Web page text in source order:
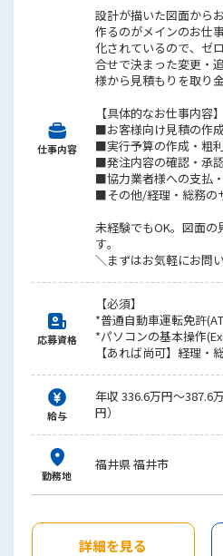
仕事内容
設計が描いた図面から
作るのがメインのお仕
化されているので、ゼ
合せで決まった変更・
様から見積もりを取り
【具体的なお仕事内容】
■お客様向け見積の作
■実行予算の作成・粗
■発注内容の確認・承
■協力業者様への支払
■その他/経理・総務の
未経験でもOK。図面の
す。
＼まずはお気軽にお問
応募資格
【必須】
*普通自動車運転免許
*パソコンの基本操作
【あれば尚可】経理・
給与
年収 336.6万円～387.6
円）
勤務地
福井県 福井市
詳細を見る